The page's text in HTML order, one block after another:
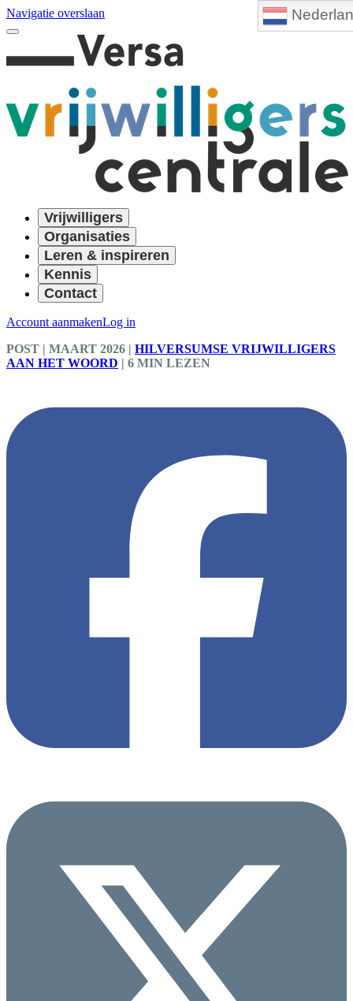
Navigatie overslaan
Vrijwilligers
Organisaties
Leren & inspireren
Kennis
Contact
Account aanmakenLog in
POST | MAART 2026 | HILVERSUMSE VRIJWILLIGERS
AAN HET WOORD | 6 MIN LEZEN